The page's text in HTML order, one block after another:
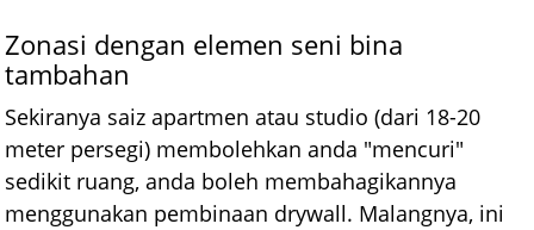
Zonasi dengan elemen seni bina
tambahan
Sekiranya saiz apartmen atau studio (dari 18-20
meter persegi) membolehkan anda "mencuri"
sedikit ruang, anda boleh membahagikannya
menggunakan pembinaan drywall. Malangnya, ini